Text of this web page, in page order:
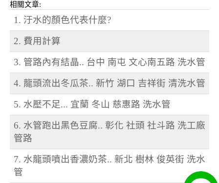
相關文章:
1. 汙水的顏色代表什麼?
2. 費用計算
3. 管路內有結晶.. 台中 南屯 文心南五路 洗水管
4. 龍頭流出冬瓜茶.. 新竹 湖口 吉祥街 清洗水管
5. 水壓不足... 宜蘭 冬山 慈惠路 洗水管
6. 水管跑出黑色豆腐.. 彰化 社頭 社斗路 洗工廠
管路
7. 水龍頭噴出香濃奶茶.. 新北 樹林 俊英街 洗水
管